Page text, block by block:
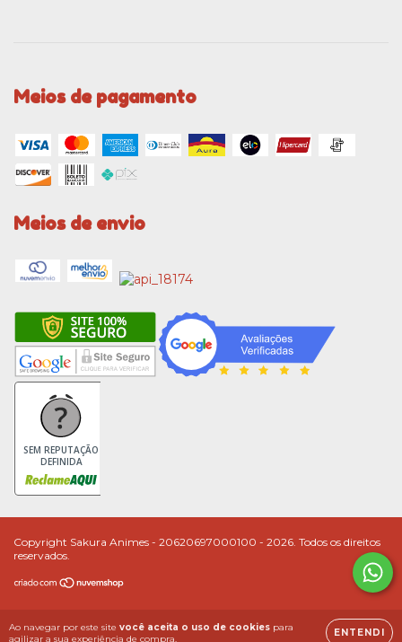
Ao navegar por este site você aceita o uso de cookies para
agilizar a sua experiência de compra.
ENTENDI
Meios de pagamento
Meios de envio
SEM REPUTAÇÃO
DEFINIDA
Copyright Sakura Animes - 20620697000100 - 2026. Todos os direitos
reservados.